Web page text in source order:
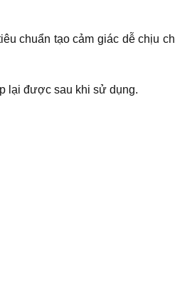
chuẩn tạo cảm giác dễ chịu
lại được sau khi sử dụng.